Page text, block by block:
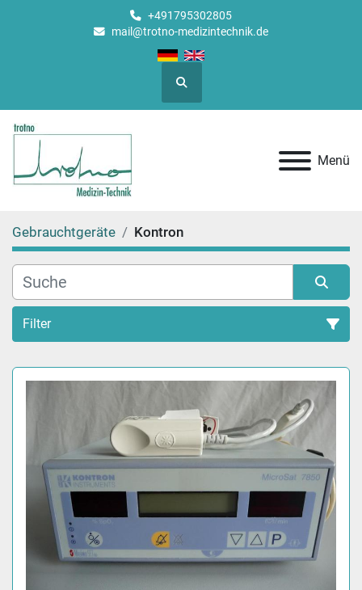
+491795302805
mail@trotno-medizintechnik.de
Suche
Menü
Gebrauchtgeräte Kontron
Filter
Alle Kategorien
Sortieren nach